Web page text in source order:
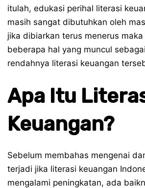
itulah, edukasi perihal literasi
masih sangat dibutuhkan oleh
jika dibiarkan terus menerus
beberapa hal yang muncul
rendahnya literasi keuangan
Apa Itu
Keuangan?
Sebelum membahas mengenai
terjadi jika literasi keuangan
mengalami peningkatan, ada